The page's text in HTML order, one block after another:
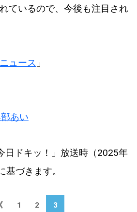
ているので、今後も注目され
ュース 」
あい
日ドキッ！」放送時（2025年
づきます。
1 2 3